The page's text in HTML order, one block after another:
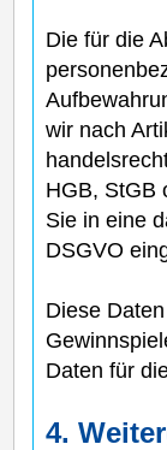
Die für die
wir nach
HGB, StGB
Sie in eine
DSGVO
Diese
Daten für
4.